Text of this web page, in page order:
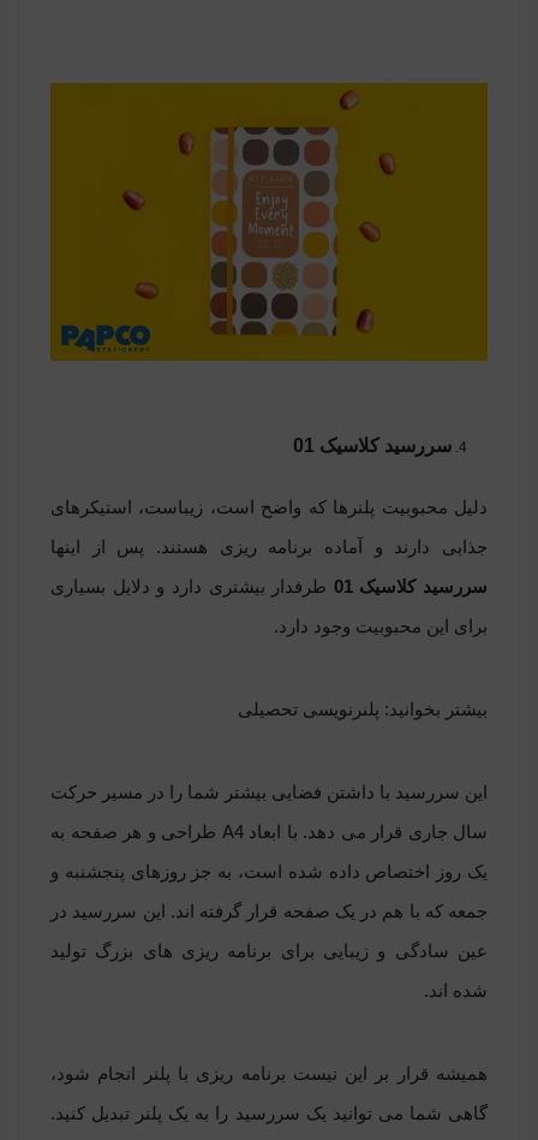
سررسید کلاسیک 01
دلیل محبوبیت پلنرها که واضح است، زیباست، استیکرهای
جذابی دارند و آماده برنامه ریزی هستند. پس از اینها
سررسید کلاسیک 01
طرفدار بیشتری دارد و دلایل بسیاری
برای این محبوبیت وجود دارد.
بیشتر بخوانید: پلنرنویسی تحصیلی
این سررسید با داشتن فضایی بیشتر شما را در مسیر حرکت
سال جاری قرار می دهد. با ابعاد A4 طراحی و هر صفحه به
یک روز اختصاص داده شده است، به جز روزهای پنجشنبه و
جمعه که با هم در یک صفحه قرار گرفته اند. این سررسید در
عین سادگی و زیبایی برای برنامه ریزی های بزرگ تولید
شده اند.
همیشه قرار بر این نیست برنامه ریزی با پلنر انجام شود،
گاهی شما می توانید یک سررسید را به یک پلنر تبدیل کنید.